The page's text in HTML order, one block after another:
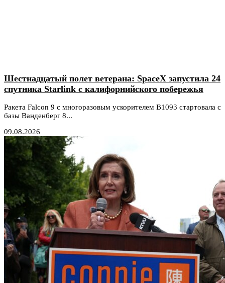
Шестнадцатый полет ветерана: SpaceX запустила 24
спутника Starlink с калифорнийского побережья
Ракета Falcon 9 с многоразовым ускорителем B1093 стартовала с
базы Ванденберг 8...
09.08.2026